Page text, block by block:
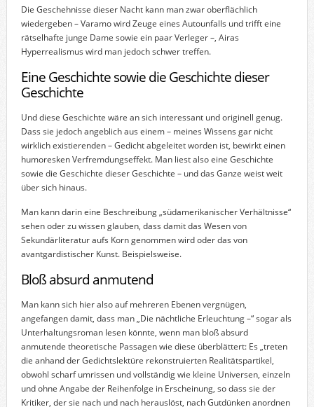
Die Geschehnisse dieser Nacht kann man zwar oberflächlich
wiedergeben – Varamo wird Zeuge eines Autounfalls und trifft eine
rätselhafte junge Dame sowie ein paar Verleger –, Airas
Hyperrealismus wird man jedoch schwer treffen.
Eine Geschichte sowie die Geschichte dieser
Geschichte
Und diese Geschichte wäre an sich interessant und originell genug.
Dass sie jedoch angeblich aus einem – meines Wissens gar nicht
wirklich existierenden – Gedicht abgeleitet worden ist, bewirkt einen
humoresken Verfremdungseffekt. Man liest also eine Geschichte
sowie die Geschichte dieser Geschichte – und das Ganze weist weit
über sich hinaus.
Man kann darin eine Beschreibung „südamerikanischer Verhältnisse“
sehen oder zu wissen glauben, dass damit das Wesen von
Sekundärliteratur aufs Korn genommen wird oder das von
avantgardistischer Kunst. Beispielsweise.
Bloß absurd anmutend
Man kann sich hier also auf mehreren Ebenen vergnügen,
angefangen damit, dass man „Die nächtliche Erleuchtung –“ sogar als
Unterhaltungsroman lesen könnte, wenn man bloß absurd
anmutende theoretische Passagen wie diese überblättert: Es „treten
die anhand der Gedichtslektüre rekonstruierten Realitätspartikel,
obwohl scharf umrissen und vollständig wie kleine Universen, einzeln
und ohne Angabe der Reihenfolge in Erscheinung, so dass sie der
Kritiker, der sie nach und nach herauslöst, nach Gutdünken anordnen